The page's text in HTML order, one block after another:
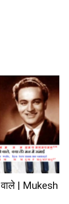
| Mukesh